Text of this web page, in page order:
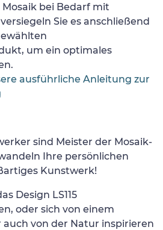
Mosaik bei Bedarf mit
Sie es anschließend
um ein optimales
ausführliche Anleitung zur
sind Meister der Mosaik-
Ihre persönlichen
Kunstwerk!
Design LS115
oder sich von einem
auch von der Natur inspirieren